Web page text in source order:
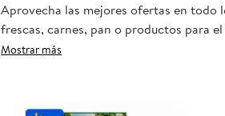
Aprovecha las mejores ofertas en todo
frescas, carnes, pan o productos para
tienda, y haz que esta oportunidad sea
Mostrar más